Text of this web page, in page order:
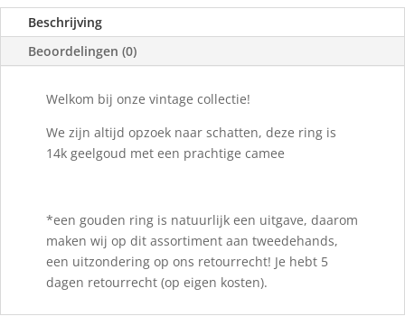
Beschrijving
Beoordelingen (0)
Welkom bij onze vintage collectie!
We zijn altijd opzoek naar schatten, deze ring is
14k geelgoud met een prachtige camee
*een gouden ring is natuurlijk een uitgave, daarom
maken wij op dit assortiment aan tweedehands,
een uitzondering op ons retourrecht! Je hebt 5
dagen retourrecht (op eigen kosten).